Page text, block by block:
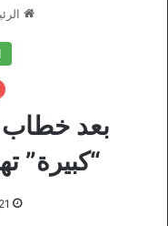
بعد خطاب
“كبيرة”